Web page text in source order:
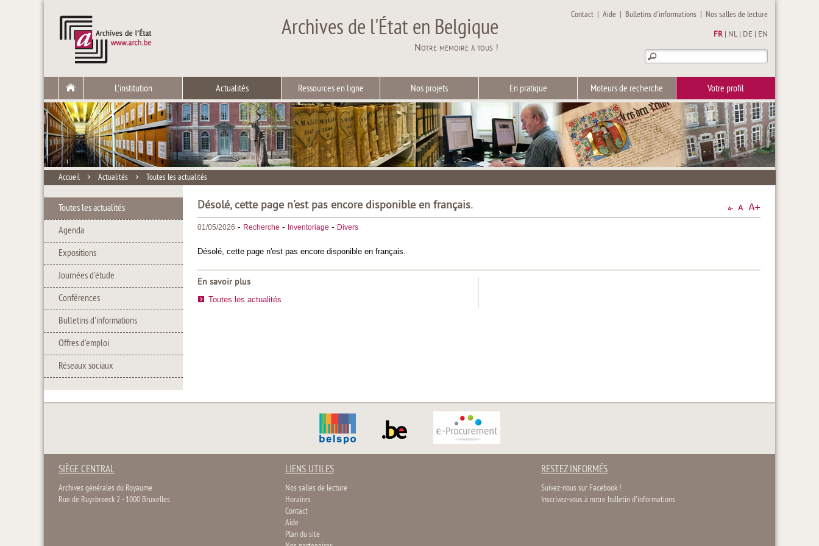
Archives de l'État en Belgique
Notre mémoire à tous !
Contact |Aide | Bulletins d'informations | Nos salles de lecture
FR NL| DE EN
L'institution Actualités Ressources en ligne Nos projets En pratique Moteurs de recherche Votre profil
Accueil > Actualités > Toutes les actualités
Toutes les actualités
Agenda
Expositions
Journées d'étude
Conférences
Bulletins d'informations
Offres d'emploi
Réseaux sociaux
Désolé, cette page n'est pas encore disponible en français.
01/05/2026 - Recherche - Inventoriage - Divers
Désolé, cette page n'est pas encore disponible en français.
En savoir plus
Toutes les actualités
SIÈGE CENTRAL
Archives générales du Royaume
Rue de Ruysbroeck 2 - 1000 Bruxelles
LIENS UTILES
Nos salles de lecture
Horaires
Contact
Aide
Plan du site
RESTEZ INFORMÉS
Suivez-nous sur Facebook !
Inscrivez-vous à notre bulletin d'informations